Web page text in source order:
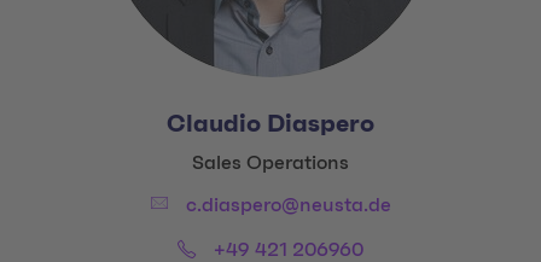
Claudio Diaspero
Title:
Sales Operations
Email:c.diaspero@neusta.de
Phone:+49 421 206960